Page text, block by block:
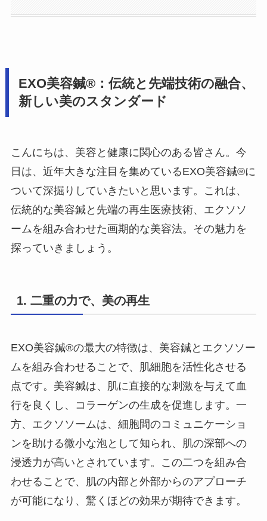
EXO美容鍼®︎：伝統と先端技術の融合、
新しい美のスタンダード
こんにちは、美容と健康に関心のある皆さん。今
日は、近年大きな注目を集めているEXO美容鍼®︎に
ついて深掘りしていきたいと思います。これは、
伝統的な美容鍼と先端の再生医療技術、エクソソ
ームを組み合わせた画期的な美容法。その魅力を
探っていきましょう。
1. 二重の力で、美の再生
EXO美容鍼®︎の最大の特徴は、美容鍼とエクソソー
ムを組み合わせることで、肌細胞を活性化させる
点です。美容鍼は、肌に直接的な刺激を与えて血
行を良くし、コラーゲンの生成を促進します。一
方、エクソソームは、細胞間のコミュニケーショ
ンを助ける微小な泡として知られ、肌の深部への
浸透力が高いとされています。この二つを組み合
わせることで、肌の内部と外部からのアプローチ
が可能になり、驚くほどの効果が期待できます。